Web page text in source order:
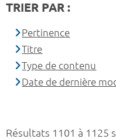
Résultats 1101 à 1125
TRIER PAR :
Pertinence
Titre
Type de contenu
Date de dernière